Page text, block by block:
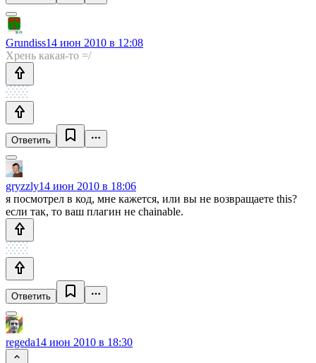
Grundiss14 июн 2010 в 12:08
Хрень какая-то =/
Ответить
gryzzly14 июн 2010 в 18:06
я посмотрел в код, мне кажется, или вы не возвращаете this?
если так, то ваш плагин не chainable.
Ответить
regeda14 июн 2010 в 18:30